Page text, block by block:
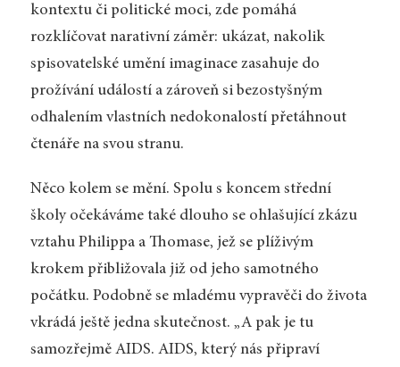
kontextu či politické moci, zde pomáhá
rozklíčovat narativní záměr: ukázat, nakolik
spisovatelské umění imaginace zasahuje do
prožívání událostí a zároveň si bezostyšným
odhalením vlastních nedokonalostí přetáhnout
čtenáře na svou stranu.
Něco kolem se mění. Spolu s koncem střední
školy očekáváme také dlouho se ohlašující zkázu
vztahu Philippa a Thomase, jež se plíživým
krokem přibližovala již od jeho samotného
počátku. Podobně se mladému vypravěči do života
vkrádá ještě jedna skutečnost. „A pak je tu
samozřejmě AIDS. AIDS, který nás připraví